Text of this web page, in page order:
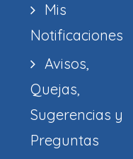
Mis
Notificaciones
Avisos,
Quejas,
Sugerencias y
Preguntas